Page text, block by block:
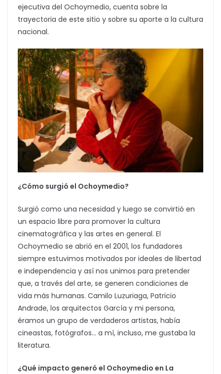
ejecutiva del Ochoymedio, cuenta sobre la
trayectoria de este sitio y sobre su aporte a la cultura
nacional.
¿Cómo surgió el Ochoymedio?
Surgió como una necesidad y luego se convirtió en
un espacio libre para promover la cultura
cinematográfica y las artes en general. El
Ochoymedio se abrió en el 2001, los fundadores
siempre estuvimos motivados por ideales de libertad
e independencia y así nos unimos para pretender
que, a través del arte, se generen condiciones de
vida más humanas. Camilo Luzuriaga, Patricio
Andrade, los arquitectos García y mi persona,
éramos un grupo de verdaderos artistas, había
cineastas, fotógrafos… a mí, incluso, me gustaba la
literatura.
¿Qué impacto generó el Ochoymedio en La